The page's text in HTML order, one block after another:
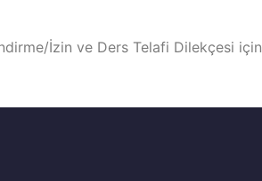
İzin ve Ders Telafi Dilekçesi için